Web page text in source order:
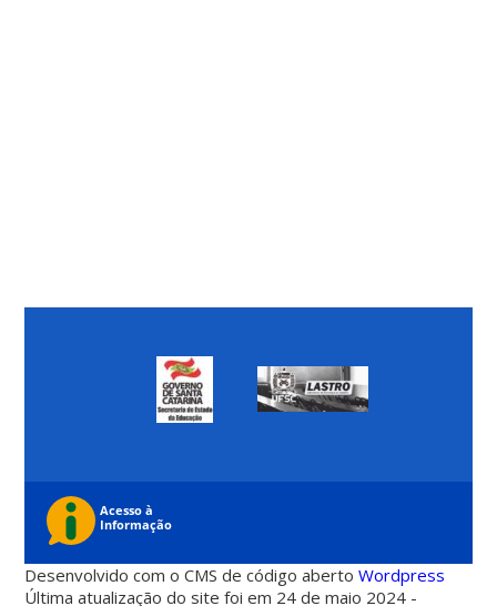
Desenvolvido com o CMS de código abertoWordpress
Última atualização do site foi em 24 de maio 2024 -